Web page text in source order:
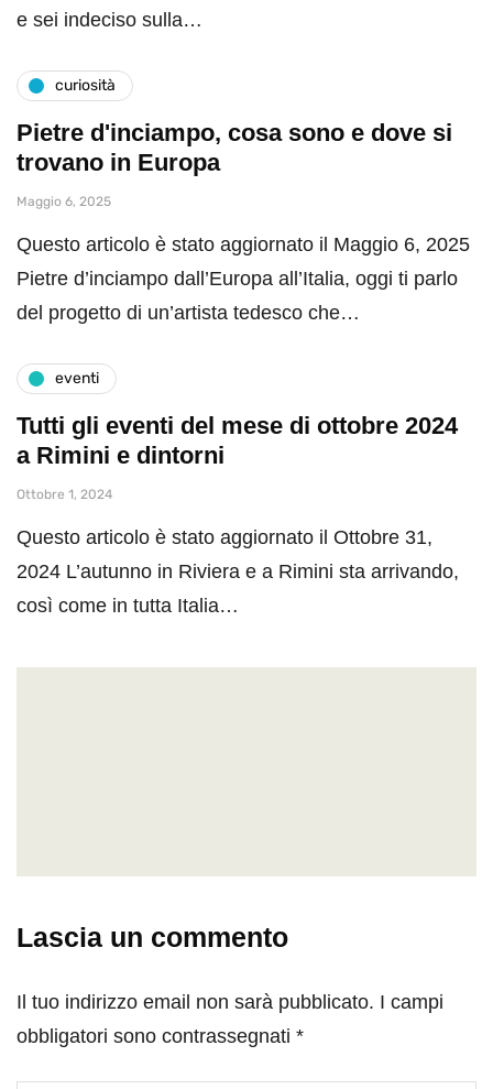
e sei indeciso sulla…
curiosità
Pietre d'inciampo, cosa sono e dove si
trovano in Europa
Maggio 6, 2025
Questo articolo è stato aggiornato il Maggio 6, 2025
Pietre d’inciampo dall’Europa all’Italia, oggi ti parlo
del progetto di un’artista tedesco che…
eventi
Tutti gli eventi del mese di ottobre 2024
a Rimini e dintorni
Ottobre 1, 2024
Questo articolo è stato aggiornato il Ottobre 31,
2024 L’autunno in Riviera e a Rimini sta arrivando,
così come in tutta Italia…
Lascia un commento
Il tuo indirizzo email non sarà pubblicato. I campi
obbligatori sono contrassegnati *